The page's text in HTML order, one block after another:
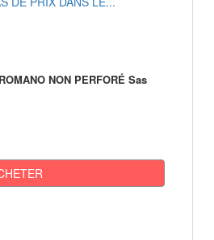
NON PERFORÉ Sas